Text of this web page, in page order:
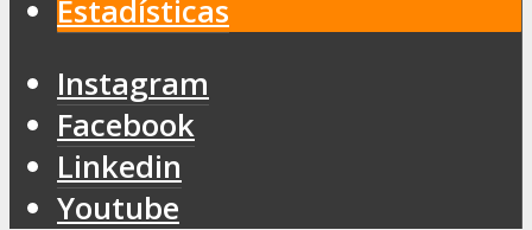
Estadísticas
Instagram
Facebook
Linkedin
Youtube